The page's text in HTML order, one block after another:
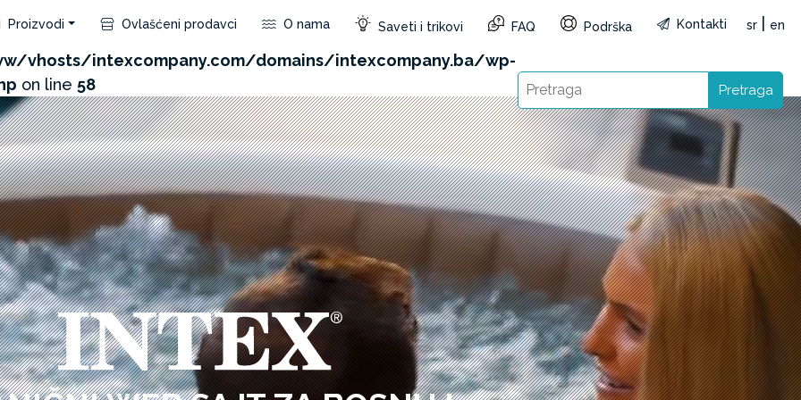
product/api.php?id=118&not_use_region=1&reg=BA&lang=sr): Failed to open stream: HTTP
vhosts/intexcompany.com/domains/intexcompany.ba/wp-
on line 58
Proizvodi Ovlašćeni prodavci O nama Saveti i trikovi FAQ Podrška Kontakti sr en
Pretraga